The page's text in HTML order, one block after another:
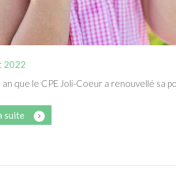
2022
an que le CPE Joli-Coeur a renouvellé sa
suite